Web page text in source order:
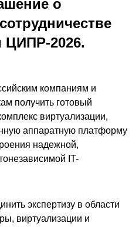
о
ЦИПР-2026.
компаниям и
получить готовый
виртуализации,
аппаратную платформу
надежной,
IT-
экспертизу в области
виртуализации и